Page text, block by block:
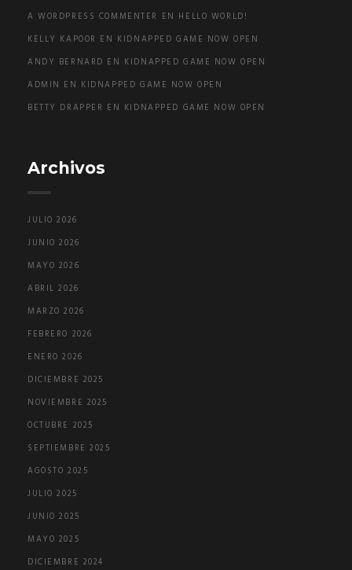
A WORDPRESS COMMENTER EN HELLO WORLD!
KELLY KAPOOR EN KIDNAPPED GAME NOW OPEN
ANDY BERNARD EN KIDNAPPED GAME NOW OPEN
ADMIN EN KIDNAPPED GAME NOW OPEN
BETTY DRAPPER EN KIDNAPPED GAME NOW OPEN
Archivos
JULIO 2026
JUNIO 2026
MAYO 2026
ABRIL 2026
MARZO 2026
FEBRERO 2026
ENERO 2026
DICIEMBRE 2025
NOVIEMBRE 2025
OCTUBRE 2025
SEPTIEMBRE 2025
AGOSTO 2025
JULIO 2025
JUNIO 2025
MAYO 2025
DICIEMBRE 2024